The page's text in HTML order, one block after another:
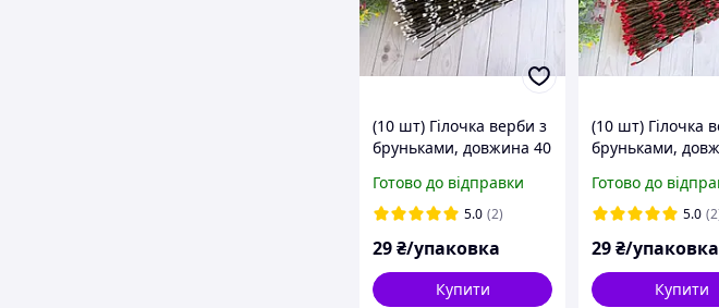
(10 шт) Гілочка верби з
бруньками, довжина 40
Готово до відправки
5.0 (2)
29₴/упаковка
Купити
(10 шт) Гілочка
бруньками,
Готово до
5.0
29₴/упаковка
Купити